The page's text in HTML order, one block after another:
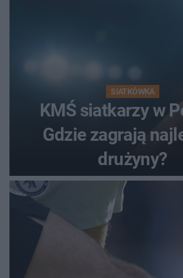
SIATKÓWKA
KMŚ siatkarzy w
Gdzie zagrają
drużyny?